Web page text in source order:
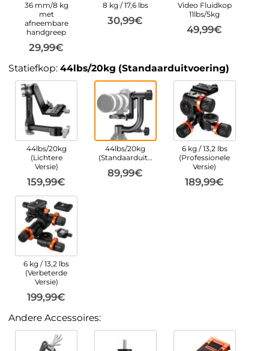
36 mm/8 kg
met
afneembare
handgreep
29,99€
8 kg / 17,6 lbs
30,99€
Video Fluidkop
11lbs/5kg
49,99€
Statiefkop:44lbs/20kg (Standaarduitvoering)
44lbs/20kg
(Lichtere
Versie)
159,99€
44lbs/20kg
(Standaarduitvoering)
89,99€
6 kg / 13,2 lbs
(Professionele
Versie)
189,99€
6 kg / 13,2 lbs
(Verbeterde
Versie)
199,99€
Andere Accessoires: